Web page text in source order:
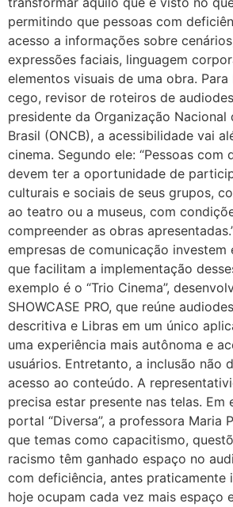
permitindo que pessoas com
acesso a informações sobre
expressões faciais, linguagem
elementos visuais de uma obra. Para
cego, revisor de roteiros de
presidente da Organização Nacional
Brasil (ONCB), a acessibilidade vai
cinema. Segundo ele: “Pessoas com
devem ter a oportunidade de
culturais e sociais de seus grupos,
ao teatro ou a museus, com
compreender as obras
empresas de comunicação investem
que facilitam a implementação
exemplo é o “Trio Cinema”,
SHOWCASE PRO, que reúne
descritiva e Libras em um único
uma experiência mais autônoma e
usuários. Entretanto, a inclusão não
acesso ao conteúdo. A
precisa estar presente nas telas. Em
portal “Diversa”, a professora Maria
que temas como capacitismo,
racismo têm ganhado espaço no
com deficiência, antes praticamente
hoje ocupam cada vez mais espaço